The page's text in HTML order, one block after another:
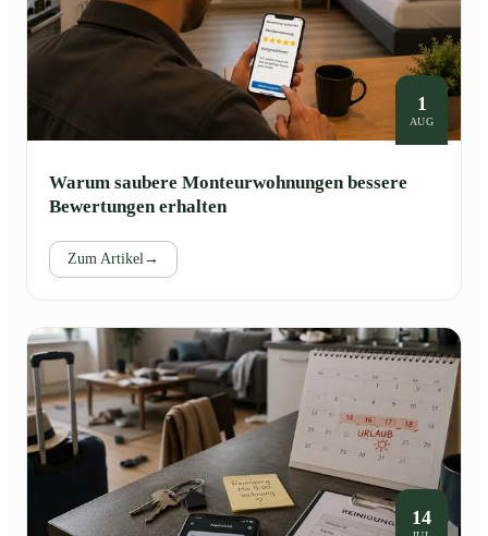
1
AUG
Warum saubere Monteurwohnungen bessere
Bewertungen erhalten
Zum Artikel→
14